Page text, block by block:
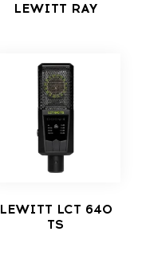
LEWITT RAY
LEWITT LCT 640
TS